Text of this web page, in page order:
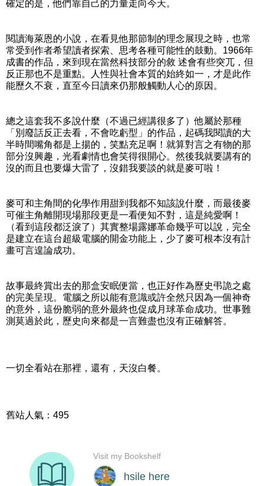
確定的是，他們靠自己的力量走向今天。
閱讀海萊恩的小說，在看見他那節制的理念展現之時，也常
常受到作者希望讀者探索、思考各種可能性的鼓動。1966年
成書的作品，來到現在當然科技部分的敘 述會有些突兀，但
反正那也不是重點。人性與社會本質的始終如一，才是此作
能歷久不衰，直至今日讀來仍那般觸動人心的原因。
總之這套我不多說什麼（不過已經講很多了）他屬於那種
「別廢話反正去看，不會吃虧型」的作品，起碼我閱讀的大
半時間嘴角都是上揚的，笑點充足啊！就算對言之有物的那
部分沒興趣，光看劇情也會笑得很開心。然後我就要講有的
沒的而且也要爆大雷了，沒錯我要談的就是麥可啦！
麥可和主角間的化學作用甜到我都不知該說什麼，而最後麥
可催主角離開現場那段更是一看便知不對，這是純愛啊！
（看到這段都泛淚了）其實整場露娜革命幾乎可以說，完全
是建立在這台超級電腦的開金功能上，少了麥可根本沒有計
畫可言遑論成功。
故事最終賞出去的那盒安眠便當，也正好作為歷史弔詭之處
的完美呈現。電腦之所以能有意識或許全然只因為一個神奇
的意外，這份脆弱的意外最終也促成月球革命成功。世事難
測莫過於此，歷史向來都是一言難盡也沒有正確解答。
一切全看站在那裡，還有，天沒白餐。
舊站人氣：495